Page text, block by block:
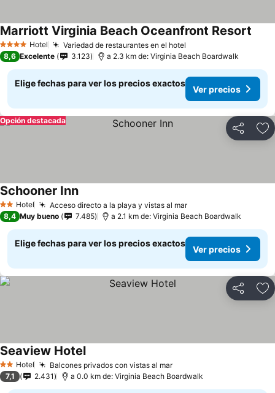
4 EstrellasHotel Variedad de restaurantes en el hotel
Marriott Virginia Beach Oceanfront Resort
8,6 Excelente 3.123 a 2.3 km de: Virginia Beach Boardwalk
Elige fechas para ver los precios exactos
Ver precios
Compartir
Opción destacada
2 Estrellas
Hotel Acceso directo a la playa y vistas al mar
Schooner Inn
8,4 Muy bueno 7.485 a 2.1 km de: Virginia Beach Boardwalk
Elige fechas para ver los precios exactos
Ver precios
Compartir
2 Estrellas
Hotel Balcones privados con vistas al mar
Seaview Hotel
7,1 2.431 a 0.0 km de: Virginia Beach Boardwalk